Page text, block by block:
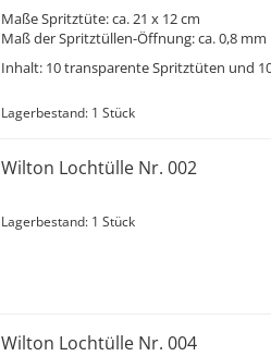
Maße Spritztüte: ca. 21 x 12 cm
Maß der Spritztüllen-Öffnung: ca. 0,8 mm
Inhalt: 10 transparente Spritztüten und
Lagerbestand: 1 Stück
Wilton Lochtülle Nr. 002
Lagerbestand: 1 Stück
Wilton Lochtülle Nr. 004